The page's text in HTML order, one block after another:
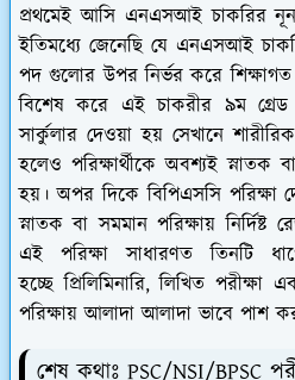
প্রথমেই আসি এনএসআই চাকরির
ইতিমধ্যে জেনেছি যে এনএসআই
পদ গুলোর উপর নির্ভর করে শিক্ষাগত
বিশেষ করে এই চাকরীর ৯ম গ্রেড
সার্কুলার দেওয়া হয় সেখানে
হলেও পরিক্ষার্থীকে অবশ্যই স্নাতক
হয়। অপর দিকে বিপিএসসি
স্নাতক বা সমমান পরিক্ষায়
এই পরিক্ষা সাধারণত তিনটি
হচ্ছে প্রিলিমিনারি, লিখিত
পরিক্ষায় আলাদা আলাদা ভাবে পাশ
শেষ কথাঃ PSC/NSI/BPSC